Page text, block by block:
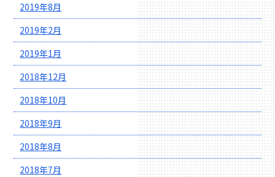
2019年8月
2019年2月
2019年1月
2018年12月
2018年10月
2018年9月
2018年8月
2018年7月